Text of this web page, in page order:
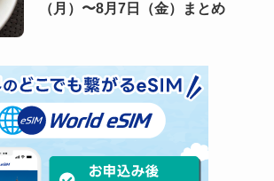
（月）〜8月7日（金）まとめ